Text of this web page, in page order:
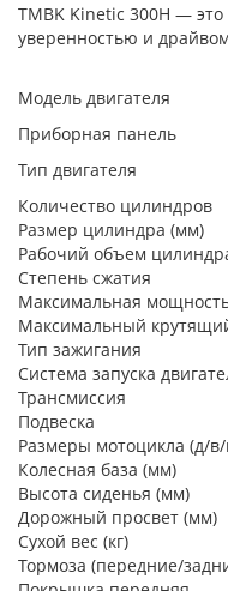
TMBK Kinetic 300H —
уверенностью и
Модель двигателя
Приборная панель
Тип двигателя
Количество цилиндров
Размер цилиндра (мм)
Рабочий объем
Степень сжатия
Максимальная
Максимальный
Тип зажигания
Система запуска
Трансмиссия
Подвеска
Размеры мотоцикла (д/
Колесная база (мм)
Высота сиденья (мм)
Дорожный просвет (мм)
Сухой вес (кг)
Тормоза (передние/